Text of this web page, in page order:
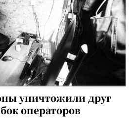
уничтожили друг
операторов